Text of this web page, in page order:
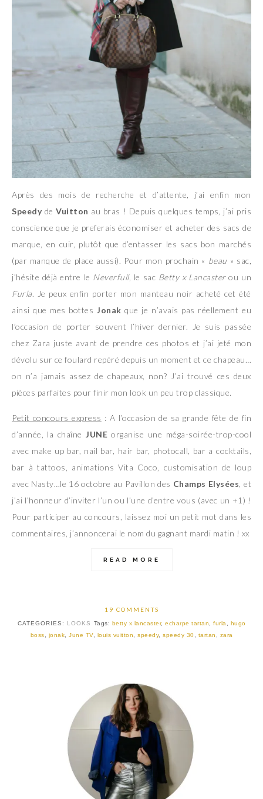
Après des mois de recherche et d’attente, j’ai enfin mon
SpeedydeVuitton au bras ! Depuis quelques temps, j’ai pris
conscience que je preferais économiser et acheter des sacs de
marque, en cuir, plutôt que d’entasser les sacs bon marchés
(par manque de place aussi). Pour mon prochain « beau » sac,
j’hésite déjà entre le Neverfull, le sac Betty x Lancasterou un
Furla. Je peux enfin porter mon manteau noir acheté cet été
ainsi que mes bottesJonak que je n’avais pas réellement eu
l’occasion de porter souvent l’hiver dernier. Je suis passée
chez Zara juste avant de prendre ces photos et j’ai jeté mon
dévolu sur ce foulard repéré depuis un moment et ce chapeau…
on n’a jamais assez de chapeaux, non? J’ai trouvé ces deux
pièces parfaites pour finir mon look un peu trop classique.
Petit concours express : A l’occasion de sa grande fête de fin
d’année, la chaîne JUNE organise une méga-soirée-trop-cool
avec make up bar, nail bar, hair bar, photocall, bar a cocktails,
bar à tattoos, animations Vita Coco, customisation de loup
avec Nasty…le 16 octobre au Pavillon des Champs Elysées , et
j’ai l’honneur d’inviter l’un ou l’une d’entre vous (avec un +1) !
Pour participer au concours, laissez moi un petit mot dans les
commentaires, j’annoncerai le nom du gagnant mardi matin ! xx
READ MORE
19 COMMENTS
CATEGORIES: LOOKS Tags: betty x lancaster, echarpe tartan furla
hugo
boss
jonak June TV, louis vuitton speedy, speedy 30 tartan zara